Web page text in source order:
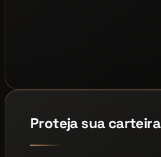
Proteja sua carteira